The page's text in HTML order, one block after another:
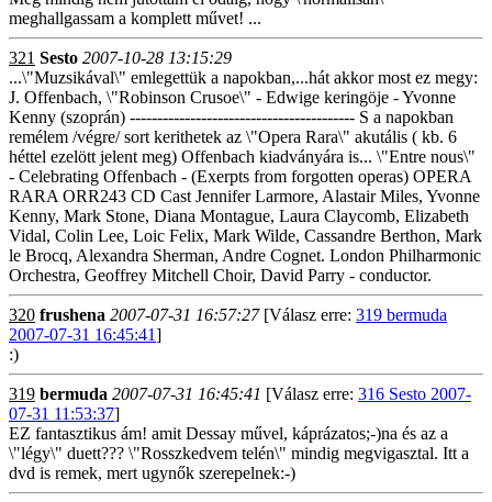
meghallgassam a komplett művet! ...
321 Sesto 2007-10-28 13:15:29
...\"Muzsikával\" emlegettük a napokban,...hát akkor most ez megy:
J. Offenbach, \"Robinson Crusoe\" - Edwige keringöje - Yvonne
Kenny (szoprán) ----------------------------------------- S a napokban
remélem /végre/ sort kerithetek az \"Opera Rara\" akutális ( kb. 6
héttel ezelött jelent meg) Offenbach kiadványára is... \"Entre nous\"
- Celebrating Offenbach - (Exerpts from forgotten operas) OPERA
RARA ORR243 CD Cast Jennifer Larmore, Alastair Miles, Yvonne
Kenny, Mark Stone, Diana Montague, Laura Claycomb, Elizabeth
Vidal, Colin Lee, Loic Felix, Mark Wilde, Cassandre Berthon, Mark
le Brocq, Alexandra Sherman, Andre Cognet. London Philharmonic
Orchestra, Geoffrey Mitchell Choir, David Parry - conductor.
320 frushena 2007-07-31 16:57:27[Válasz erre: 319 bermuda
2007-07-31 16:45:41]
:)
319 bermuda 2007-07-31 16:45:41 [Válasz erre: 316 Sesto 2007-
07-31 11:53:37]
EZ fantasztikus ám! amit Dessay művel, káprázatos;-)na és az a
\"légy\" duett??? \"Rosszkedvem telén\" mindig megvigasztal. Itt a
dvd is remek, mert ugynők szerepelnek:-)